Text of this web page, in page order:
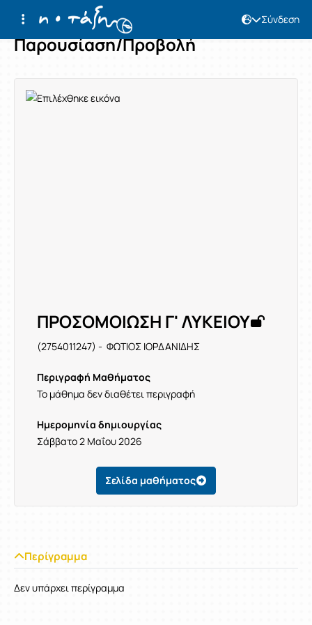
Σύνδεση
Παρουσίαση/Προβολή
ΠΡΟΣΟΜΟΙΩΣΗ Γ' ΛΥΚΕΙΟΥ
(2754011247) - ΦΩΤΙΟΣ ΙΟΡΔΑΝΙΔΗΣ
Περιγραφή Μαθήματος
Το μάθημα δεν διαθέτει περιγραφή
Ημερομηνία δημιουργίας
Σάββατο 2 Μαΐου 2026
Σελίδα μαθήματος
Περίγραμμα
Δεν υπάρχει περίγραμμα